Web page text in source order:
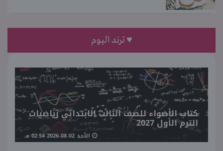
♥ ترند اليوم
كتاب الأضواء للصف الثالث الابتدائي رياضيات
الترم الأول 2027
الأحد 02-08-2026 02:54 مـ